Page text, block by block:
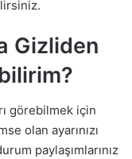
Gizliden
görebilmek için
olan ayarınızı
paylaşımlarınız